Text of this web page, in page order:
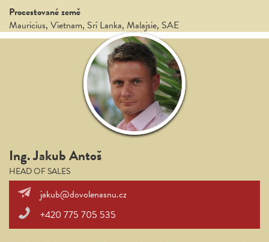
Procestované země
Mauricius, Vietnam, Srí Lanka, Malajsie, SAE
Ing. Jakub Antoš
HEAD OF SALES
jakub@dovolenasnu.cz
+420 775 705 535